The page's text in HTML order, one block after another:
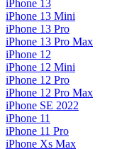
iPhone 13
iPhone 13 Mini
iPhone 13 Pro
iPhone 13 Pro Max
iPhone 12
iPhone 12 Mini
iPhone 12 Pro
iPhone 12 Pro Max
iPhone SE 2022
iPhone 11
iPhone 11 Pro
iPhone Xs Max